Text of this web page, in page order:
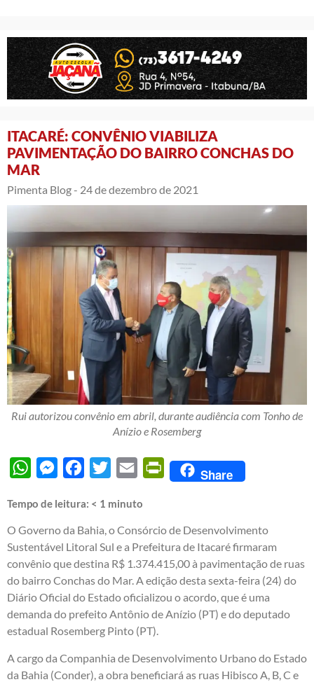
ITACARÉ: CONVÊNIO VIABILIZA
PAVIMENTAÇÃO DO BAIRRO CONCHAS DO
MAR
Pimenta Blog - 24 de dezembro de 2021
Rui autorizou convênio em abril, durante audiência com Tonho de
Anízio e Rosemberg
WhatsAppMessengerFacebook
Twitter Email PrintFriendly
Share
Tempo de leitura: < 1 minuto
O Governo da Bahia, o Consórcio de Desenvolvimento
Sustentável Litoral Sul e a Prefeitura de Itacaré firmaram
convênio que destina R$ 1.374.415,00 à pavimentação de ruas
do bairro Conchas do Mar. A edição desta sexta-feira (24) do
Diário Oficial do Estado oficializou o acordo, que é uma
demanda do prefeito Antônio de Anízio (PT) e do deputado
estadual Rosemberg Pinto (PT).
A cargo da Companhia de Desenvolvimento Urbano do Estado
da Bahia (Conder), a obra beneficiará as ruas Hibisco A, B, C e